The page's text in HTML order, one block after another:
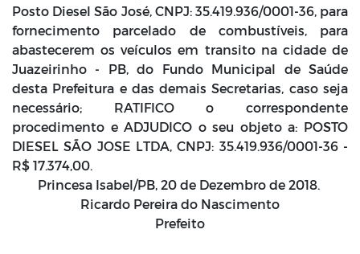
Posto Diesel São José, CNPJ: 35.419.936/0001-36, para
fornecimento parcelado de combustíveis, para
abastecerem os veículos em transito na cidade de
Juazeirinho - PB, do Fundo Municipal de Saúde
desta Prefeitura e das demais Secretarias, caso seja
necessário; RATIFICO o correspondente
procedimento e ADJUDICO o seu objeto a: POSTO
DIESEL SÃO JOSE LTDA, CNPJ: 35.419.936/0001-36 -
R$ 17.374,00.
Princesa Isabel/PB, 20 de Dezembro de 2018.
Ricardo Pereira do Nascimento
Prefeito